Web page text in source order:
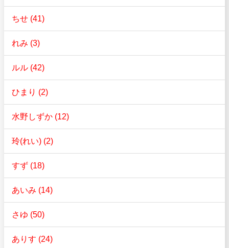
ちせ (41)
れみ (3)
ルル (42)
ひまり (2)
水野しずか (12)
玲(れい) (2)
すず (18)
あいみ (14)
さゆ (50)
ありす (24)